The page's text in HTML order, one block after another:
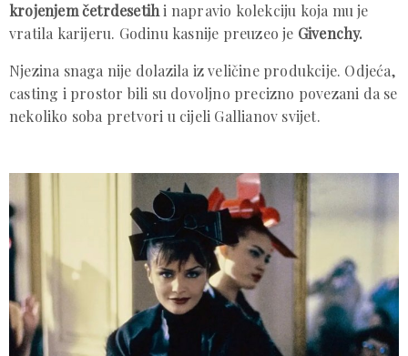
krojenjem četrdesetihi napravio kolekciju koja mu je
vratila karijeru. Godinu kasnije preuzeo je Givenchy.
Njezina snaga nije dolazila iz veličine produkcije. Odjeća,
casting i prostor bili su dovoljno precizno povezani da se
nekoliko soba pretvori u cijeli Gallianov svijet.